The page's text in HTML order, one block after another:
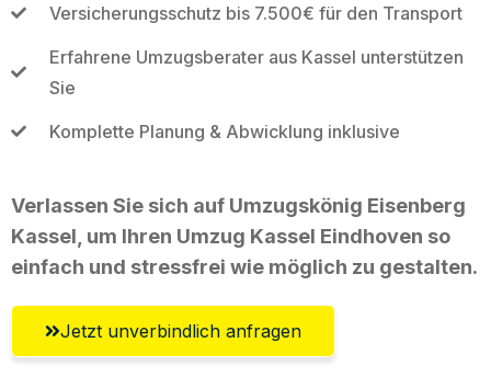
Versicherungsschutz bis 7.500€ für den Transport
Erfahrene Umzugsberater aus Kassel unterstützen
Sie
Komplette Planung & Abwicklung inklusive
Verlassen Sie sich auf Umzugskönig Eisenberg
Kassel, um Ihren Umzug Kassel Eindhoven so
einfach und stressfrei wie möglich zu gestalten.
Jetzt unverbindlich anfragen